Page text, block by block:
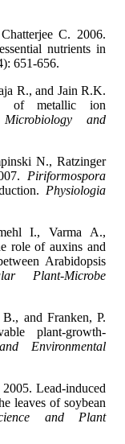
C. 2006.
nutrients in
R., and Jain R.K.
of metallic ion
and
N., Ratzinger
Piriformospora
Physiologia
I., Varma A.,
role of auxins and
Arabidopsis
Plant-Microbe
and Franken, P.
plant-growth-
Environmental
Lead-induced
leaves of soybean
and Plant